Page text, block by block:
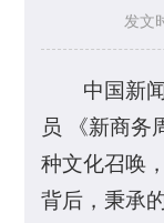
发文
中国新
员 《新商务
种文化召唤
背后，秉承